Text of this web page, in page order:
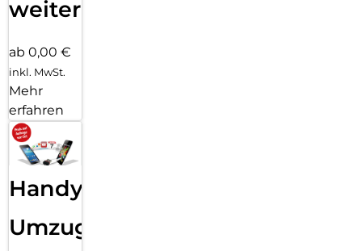
weiter
ab 0,00 €
inkl. MwSt.
Mehr
erfahren
Handy
Umzug